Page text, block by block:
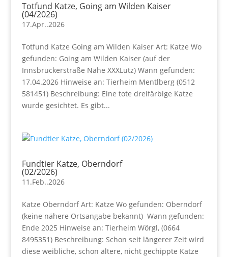
Totfund Katze, Going am Wilden Kaiser
(04/2026)
17.Apr..2026
Totfund Katze Going am Wilden Kaiser Art: Katze Wo
gefunden: Going am Wilden Kaiser (auf der
Innsbruckerstraße Nähe XXXLutz) Wann gefunden:
17.04.2026 Hinweise an: Tierheim Mentlberg (0512
581451) Beschreibung: Eine tote dreifärbige Katze
wurde gesichtet. Es gibt...
Fundtier Katze, Oberndorf
(02/2026)
11.Feb..2026
Katze Oberndorf Art: Katze Wo gefunden: Oberndorf
(keine nähere Ortsangabe bekannt) Wann gefunden:
Ende 2025 Hinweise an: Tierheim Wörgl, (0664
8495351) Beschreibung: Schon seit längerer Zeit wird
diese weibliche, schon ältere, nicht gechippte Katze